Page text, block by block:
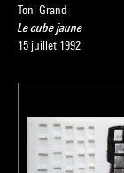
, sous la direction
2007
Toni Grand
Le cube jaune
15 juillet 1992